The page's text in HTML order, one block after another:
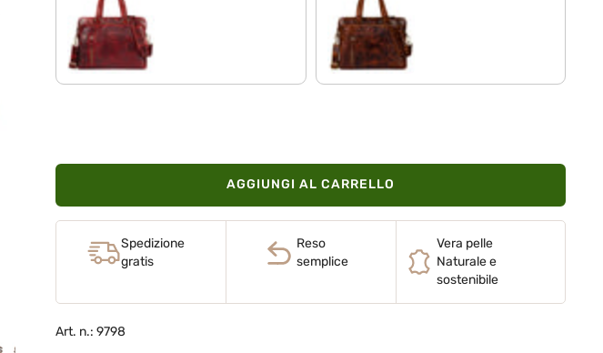
kara - rosso kara - cognac
AGGIUNGI AL CARRELLO
Spedizione
gratis
Reso
semplice
Vera pelle
Naturale e
sostenibile
Art. n.: 9798